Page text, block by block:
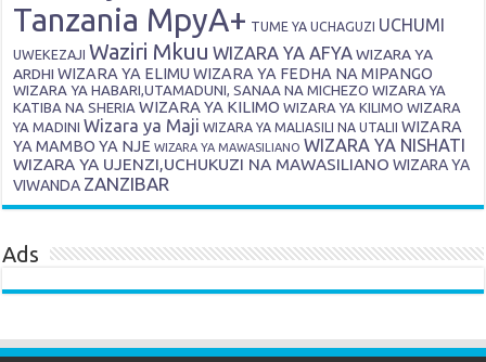
Tanzania MpyA+ TUME YA UCHAGUZI UCHUMI
UWEKEZAJI Waziri Mkuu WIZARA YA AFYA WIZARA YA
ARDHI WIZARA YA ELIMU WIZARA YA FEDHA NA MIPANGO
WIZARA YA HABARI,UTAMADUNI, SANAA NA MICHEZO WIZARA YA
KATIBA NA SHERIA WIZARA YA KILIMO WIZARA YA KILIMO WIZARA
YA MADINI Wizara ya Maji WIZARA YA MALIASILI NA UTALII WIZARA
YA MAMBO YA NJE WIZARA YA MAWASILIANO WIZARA YA NISHATI
WIZARA YA UJENZI,UCHUKUZI NA MAWASILIANO WIZARA YA
VIWANDA ZANZIBAR
Ads